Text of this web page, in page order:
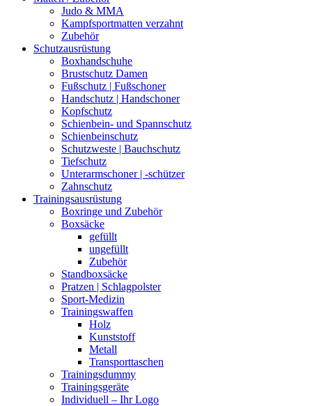
Judo & MMA
Kampfsportmatten verzahnt
Zubehör
Schutzausrüstung
Boxhandschuhe
Brustschutz Damen
Fußschutz | Fußschoner
Handschutz | Handschoner
Kopfschutz
Schienbein- und Spannschutz
Schienbeinschutz
Schutzweste | Bauchschutz
Tiefschutz
Unterarmschoner | -schützer
Zahnschutz
Trainingsausrüstung
Boxringe und Zubehör
Boxsäcke
gefüllt
ungefüllt
Zubehör
Standboxsäcke
Pratzen | Schlagpolster
Sport-Medizin
Trainingswaffen
Holz
Kunststoff
Metall
Transporttaschen
Trainingsdummy
Trainingsgeräte
Individuell – Ihr Logo